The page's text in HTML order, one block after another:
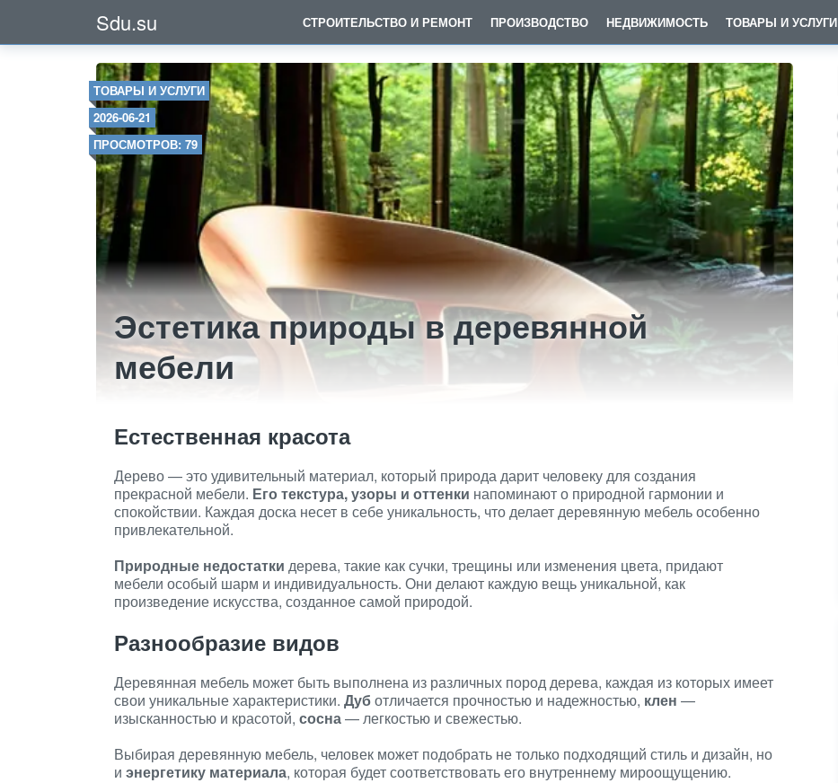
Sdu.su СТРОИТЕЛЬСТВО И РЕМОНТ ПРОИЗВОДСТВО НЕДВИЖИМОСТЬ ТОВАРЫ И УСЛУГИ
ТОВАРЫ И УСЛУГИ
2026-06-21
ПРОСМОТРОВ: 79
Эстетика природы в деревянной
мебели
Естественная красота
Дерево — это удивительный материал, который природа дарит человеку для создания
прекрасной мебели. Его текстура, узоры и оттенки напоминают о природной гармонии и
спокойствии. Каждая доска несет в себе уникальность, что делает деревянную мебель особенно
привлекательной.
Природные недостатки дерева, такие как сучки, трещины или изменения цвета, придают
мебели особый шарм и индивидуальность. Они делают каждую вещь уникальной, как
произведение искусства, созданное самой природой.
Разнообразие видов
Деревянная мебель может быть выполнена из различных пород дерева, каждая из которых имеет
свои уникальные характеристики. Дуботличается прочностью и надежностью, клен —
изысканностью и красотой, сосна— легкостью и свежестью.
Выбирая деревянную мебель, человек может подобрать не только подходящий стиль и дизайн, но
и энергетику материала, которая будет соответствовать его внутреннему мироощущению.